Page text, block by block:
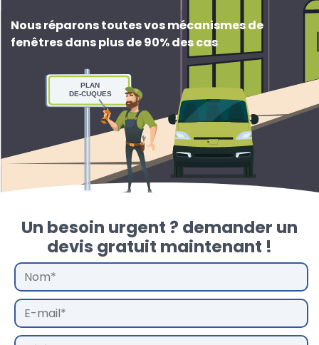
Nous réparons toutes vos mécanismes de
fenêtres dans plus de 90% des cas
PLAN
DE-CUQUES
Un besoin urgent ? demander un
devis gratuit maintenant !